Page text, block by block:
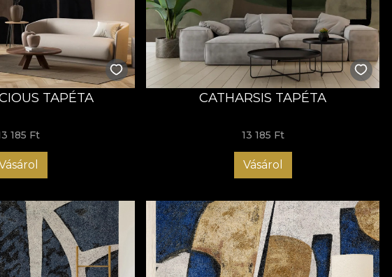
palettával. Az ecsetmunka életre kelti a meditatív alkotások
tapétává.
a vásznat, ahol a mély fehérek, meleg szürkék és intenzív
nyugalmat és egyensúlyt sugallnak, végtelen tér illúzióját keltve, mint
kompozíciókat. A kék mélységet és rejtélyt ad, hasonlóan az óceán
és a geometria között. Az Escapism Series híres a tekintély vagy
szándékától. Ez az önállóság a korlátlan mozgás benyomását kelti,
színkitörésekre emlékeztetve. Nézőként arra ösztönöznek, hogy
és lelkiállapotod szerint értelmezd őket.
birodalmába vezet. Amikor ezeket a mintákat látja, mintha a
láthatatlan galaxisain. Nem csupán szemlélődőként van jelen; arra
TAPÉTA
185 Ft
CATHARSIS TAPÉTA
13 185 Ft
Vásárol